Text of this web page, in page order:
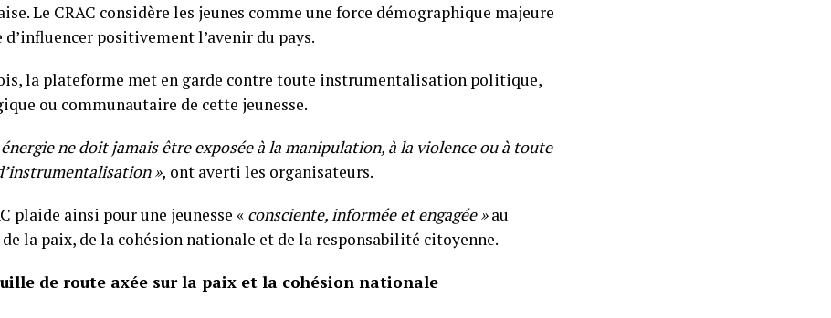
Le CRAC considère les jeunes comme une force démographique majeure
d’influencer positivement l’avenir du pays.
la plateforme met en garde contre toute instrumentalisation politique,
ou communautaire de cette jeunesse.
ne doit jamais être exposée à la manipulation, à la violence ou à toute
», ont averti les organisateurs.
plaide ainsi pour une jeunesse « consciente, informée et engagée »au
la paix, de la cohésion nationale et de la responsabilité citoyenne.
de route axée sur la paix et la cohésion nationale